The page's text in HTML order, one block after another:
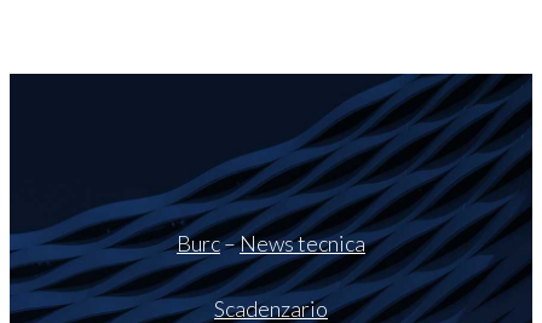
Burc–News tecnica
Scadenzario